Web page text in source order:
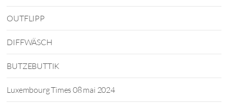
OUTFLIPP
DIFFWÄSCH
BUTZEBUTTIK
Luxembourg Times 08 mai 2024